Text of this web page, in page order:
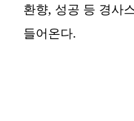
환향, 성공 등 경사
들어온다.